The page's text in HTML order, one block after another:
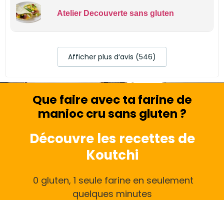
Atelier Decouverte sans gluten
Afficher plus d‘avis (546)
Que faire avec ta farine de
manioc cru sans gluten ?
Découvre les recettes de
Koutchi
0 gluten, 1 seule farine en seulement
quelques minutes